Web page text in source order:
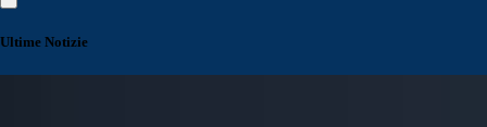
Ultime Notizie